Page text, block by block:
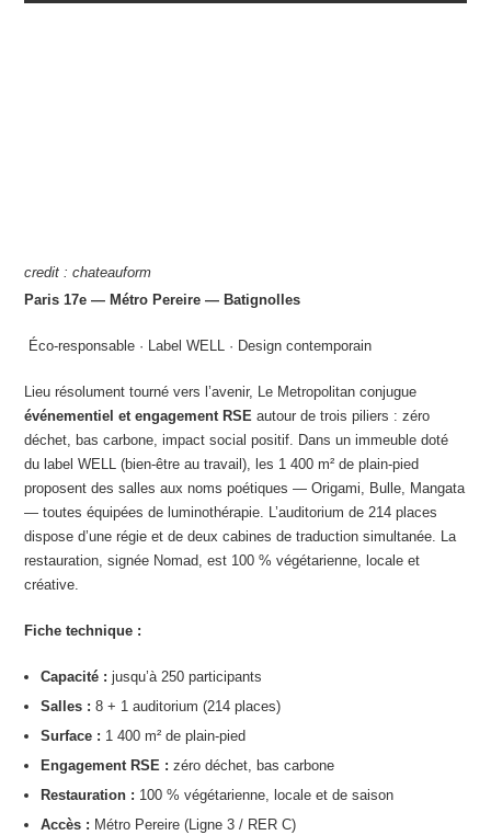
credit : chateauform
Paris 17e — Métro Pereire — Batignolles
️ Éco-responsable · Label WELL · Design contemporain
Lieu résolument tourné vers l’avenir, Le Metropolitan conjugue
événementiel et engagement RSE autour de trois piliers : zéro
déchet, bas carbone, impact social positif. Dans un immeuble doté
du label WELL (bien-être au travail), les 1 400 m² de plain-pied
proposent des salles aux noms poétiques — Origami, Bulle, Mangata
— toutes équipées de luminothérapie. L’auditorium de 214 places
dispose d’une régie et de deux cabines de traduction simultanée. La
restauration, signée Nomad, est 100 % végétarienne, locale et
créative.
Fiche technique :
Capacité : jusqu’à 250 participants
Salles : 8 + 1 auditorium (214 places)
Surface : 1 400 m² de plain-pied
Engagement RSE : zéro déchet, bas carbone
Restauration : 100 % végétarienne, locale et de saison
Accès : Métro Pereire (Ligne 3 / RER C)